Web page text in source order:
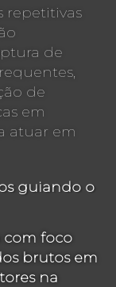
repetitivas
de
de
em
atuar em
guiando o
com foco
brutos em
na